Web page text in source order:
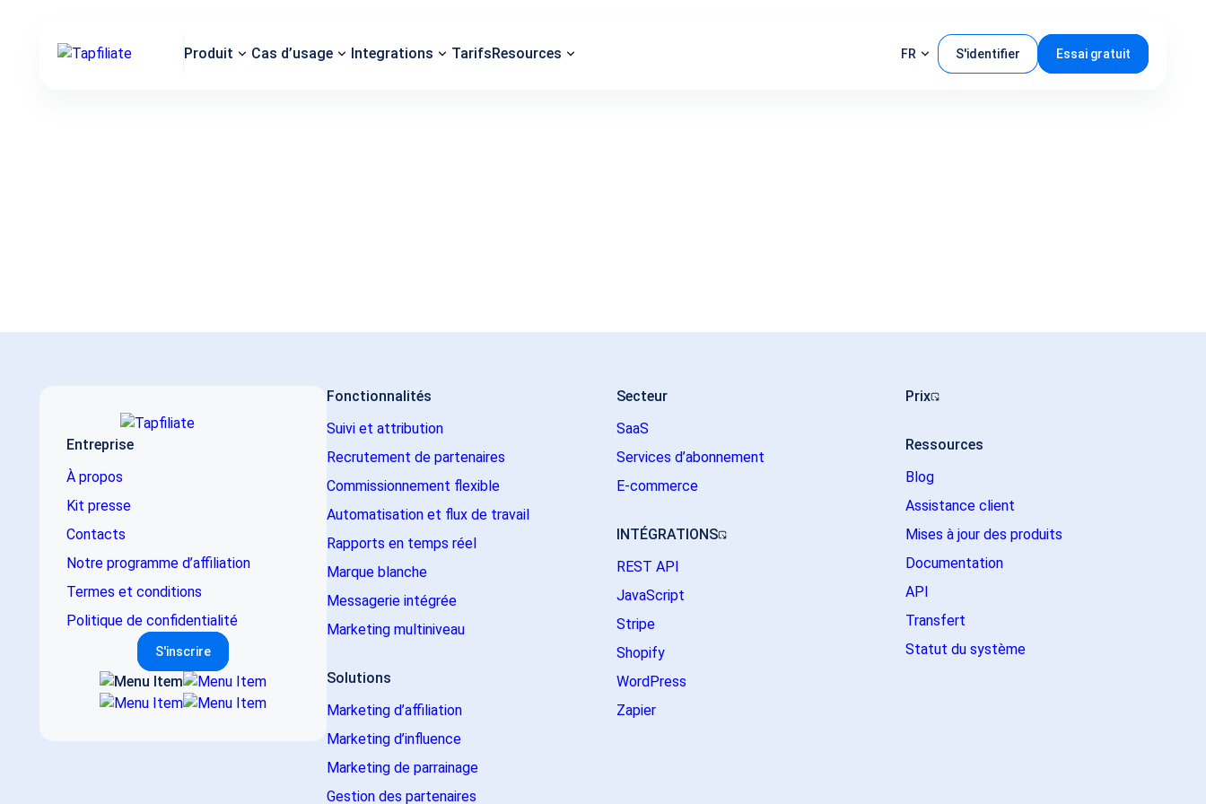
Produit Cas d’usage Integrations TarifsResources FR S'identifier Essai gratuit
Entreprise
À propos
Kit presse
Contacts
Notre programme d’affiliation
Termes et conditions
Politique de confidentialité
S'inscrire
Fonctionnalités
Suivi et attribution
Recrutement de partenaires
Commissionnement flexible
Automatisation et flux de travail
Rapports en temps réel
Marque blanche
Messagerie intégrée
Marketing multiniveau
Solutions
Marketing d’affiliation
Marketing d’influence
Marketing de parrainage
Gestion des partenaires
Secteur
SaaS
Services d’abonnement
E-commerce
INTÉGRATIONS
REST API
JavaScript
Stripe
Shopify
WordPress
Zapier
Prix
Ressources
Blog
Assistance client
Mises à jour des produits
Documentation
API
Transfert
Statut du système